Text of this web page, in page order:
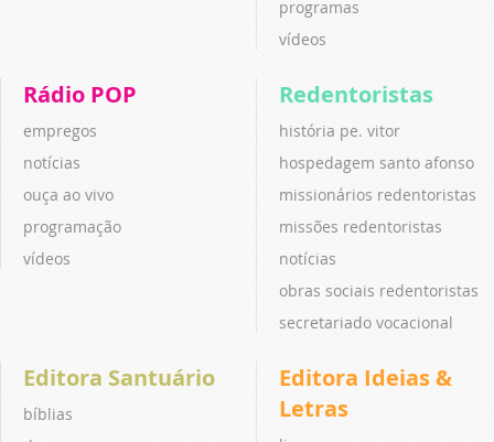
programas
vídeos
Rádio POP
empregos
notícias
ouça ao vivo
programação
vídeos
Redentoristas
história pe. vitor
hospedagem santo afonso
missionários redentoristas
missões redentoristas
notícias
obras sociais redentoristas
secretariado vocacional
Editora Santuário
bíblias
Editora Ideias &
Letras